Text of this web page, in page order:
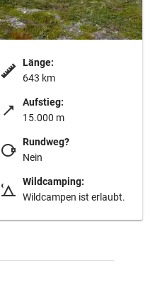
Länge:
643 km
Aufstieg:
15.000 m
Rundweg?
Nein
Wildcamping:
Wildcampen ist erlaubt.